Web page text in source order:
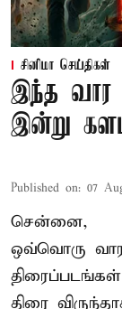
சினிமா செய்திகள்
இந்த
இன்று
Published on: 07
சென்னை,
ஒவ்வொரு
திரைப்படங்கள்
திரை